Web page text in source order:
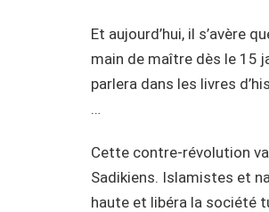
Et aujourd’hui, il s’avère
main de maître dès le 15
parlera dans les livres
…
Cette contre-révolution
Sadikiens. Islamistes et
haute et libéra la société